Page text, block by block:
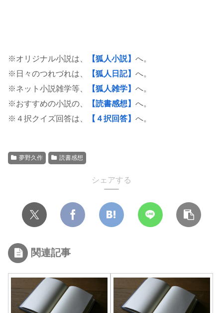
※オリジナル小説は、 【狐人小説】 へ。
※日々のつれづれは、
【狐人日記】 へ。
※ネット小説雑学等、
【狐人雑学】 へ。
※おすすめの小説の、
【読書感想】 へ。
※４択クイズ回答は、
【４択回答】 へ。
夢野久作 読書感想
シェアする
関連記事